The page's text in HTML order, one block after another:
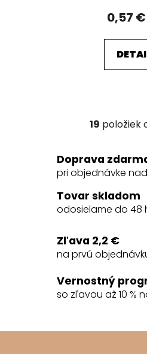
0,57 €
O
l
á
a
c
p
r
v
k
y
ý
19 položiek
Doprava
pri objednávke nad
Tovar skladom
odosielame do 48
Zľava 2,2 €
na prvú
Vernostný
so zľavou až 10 %